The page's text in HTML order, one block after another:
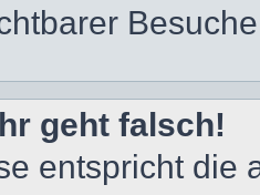
geht falsch!
entspricht die